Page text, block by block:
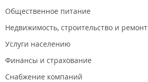
Общественное питание
Недвижимость, строительство и ремонт
Услуги населению
Финансы и страхование
Снабжение компаний